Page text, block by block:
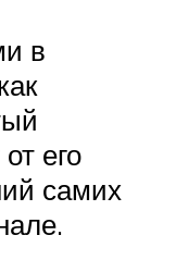
в
его
самих